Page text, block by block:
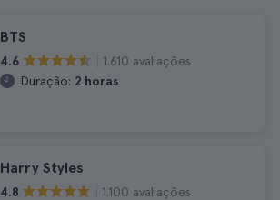
BTS
4.6
1.610 avaliações
Duração: 2 horas
Harry Styles
4.8
1.100 avaliações